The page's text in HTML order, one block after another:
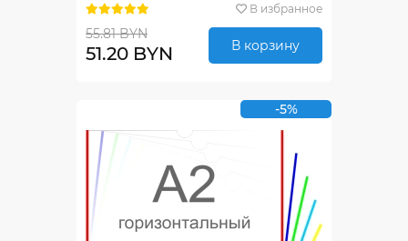
В избранное
55.81 BYN
51.20 BYN В корзину
-5%